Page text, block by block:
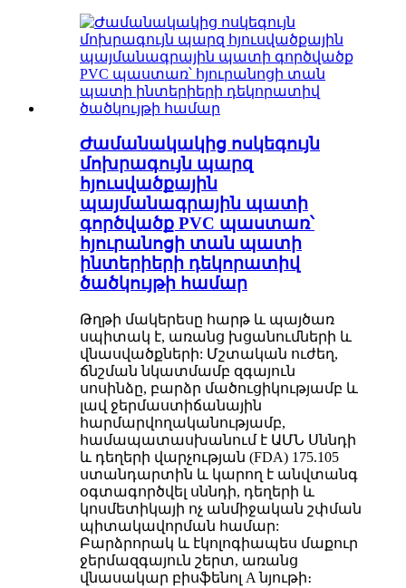
Ժամանակակից ոսկեգույն
մոխրագույն պարզ
հյուսվածքային
պայմանագրային պատի
գործվածք PVC պաստառ՝
հյուրանոցի տան պատի
ինտերիերի դեկորատիվ
ծածկույթի համար
Թղթի մակերեսը հարթ և պայծառ
սպիտակ է, առանց խցանումների և
վնասվածքների: Մշտական ​​ուժեղ,
ճնշման նկատմամբ զգայուն
սոսինձը, բարձր մածուցիկությամբ և
լավ ջերմաստիճանային
հարմարվողականությամբ,
համապատասխանում է ԱՄՆ Սննդի
և դեղերի վարչության (FDA) 175.105
ստանդարտին և կարող է անվտանգ
օգտագործվել սննդի, դեղերի և
կոսմետիկայի ոչ անմիջական շփման
պիտակավորման համար:
Բարձրորակ և էկոլոգիապես մաքուր
ջերմազգայուն շերտ, առանց
վնասակար բիսֆենոլ A նյութի։